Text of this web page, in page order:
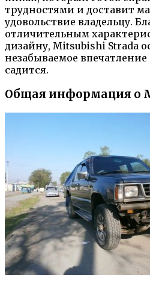
трудностями и доставит
удовольствие владельцу.
отличительным
дизайну, Mitsubishi Strada
незабываемое впечатление
садится.
Общая информация о